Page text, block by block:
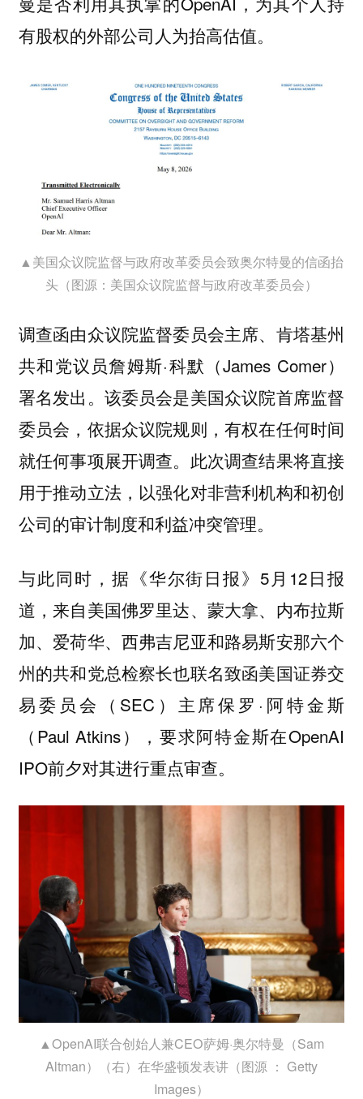
有股权的外部公司人为抬高估值。
▲美国众议院监督与政府改革委员会致奥尔特曼的信函抬
头（图源：美国众议院监督与政府改革委员会）
调查函由众议院监督委员会主席、肯塔基州
共和党议员詹姆斯·科默（James Comer）
署名发出。该委员会是美国众议院首席监督
委员会，依据众议院规则，有权在任何时间
就任何事项展开调查。此次调查结果将直接
用于推动立法，以强化对非营利机构和初创
公司的审计制度和利益冲突管理。
与此同时，据《华尔街日报》5月12日报
道，来自美国佛罗里达、蒙大拿、内布拉斯
加、爱荷华、西弗吉尼亚和路易斯安那六个
州的共和党总检察长也联名致函美国证券交
易委员会（SEC）主席保罗·阿特金斯
（Paul Atkins），要求阿特金斯在OpenAI
IPO前夕对其进行重点审查。
▲OpenAI联合创始人兼CEO萨姆·奥尔特曼（Sam
Altman）（右）在华盛顿发表讲（图源 ： Getty
Images）